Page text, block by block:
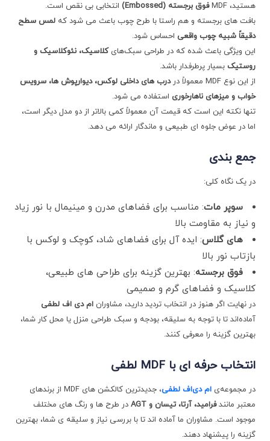
هستید، MDF فوق برجسته (Embossed)
انتخابی بی‌ نقص است.
بافت‌ های برجسته و هم ‌راستا با طرح چوب باعث می‌ شود که لمس سطح
دقیقاً شبیه چوب واقعی احساس شود.
این ویژگی باعث شده که در طراحی سبک‌هایکلاسیک، نئوکلاسیک و
روستیک بسیار پرطرفدار باشد.
از این نوع MDF معمولاً در
درب‌ های داخلی لوکس، دیوارپوش ‌ها، سرویس
خواب و میزهای ناهارخوری استفاده می‌ شود.
تنها نکته این است که قیمت آن معمولاً کمی بالاتر از دو مدل دیگر است،
اما در عوض جلوه ‌ای طبیعی و ماندگار ارائه می‌ دهد.
جمع ‌بندی
در یک نگاه کلی:
سوپر مات: مناسب برای فضاهای مدرن و مینیمال با نور زیاد
و نیاز به مقاومت بالا
های ‌گلاس: ایده‌ آل برای فضاهای شاد، کوچک و لوکس با
بازتاب نور بالا
فوق برجسته: بهترین گزینه برای طراحی ‌های طبیعی،
کلاسیک و فضاهای گرم و صمیمی
در نهایت اگر هنوز در انتخاب تردید دارید، مشاوران ام‌ دی ‌اف لطفی
آماده‌اند تا با توجه به سلیقه، بودجه و سبک طراحی منزل یا محل کار شما،
بهترین گزینه را معرفی کنند.
انتخاب حرفه ‌ای با لطفی
در مجموعه‌ی ام‌ دی‌اف لطفی
، جدیدترین کالکشن‌ های MDF از برندهای
معتبر مانندفرامید، آرتا، تیسان و
در طرح ‌ها و رنگ ‌های مختلف
موجود است. مشاوران ما آماده‌ اند تا با بررسی نیاز و سلیقه‌ ی شما، بهترین
گزینه را پیشنهاد دهند.